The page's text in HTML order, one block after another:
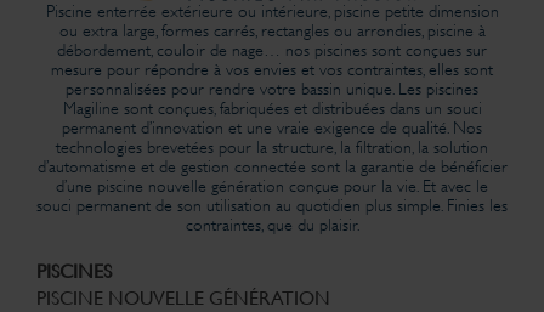
Piscine enterrée extérieure ou intérieure, piscine petite dimension
ou extra large, formes carrés, rectangles ou arrondies, piscine à
débordement, couloir de nage… nos piscines sont conçues sur
mesure pour répondre à vos envies et vos contraintes, elles sont
personnalisées pour rendre votre bassin unique. Les piscines
Magiline sont conçues, fabriquées et distribuées dans un souci
permanent d’innovation et une vraie exigence de qualité. Nos
technologies brevetées pour la structure, la filtration, la solution
d’automatisme et de gestion connectée sont la garantie de bénéficier
d’une piscine nouvelle génération conçue pour la vie. Et avec le
souci permanent de son utilisation au quotidien plus simple. Finies les
contraintes, que du plaisir.
PISCINES
PISCINE NOUVELLE GÉNÉRATION